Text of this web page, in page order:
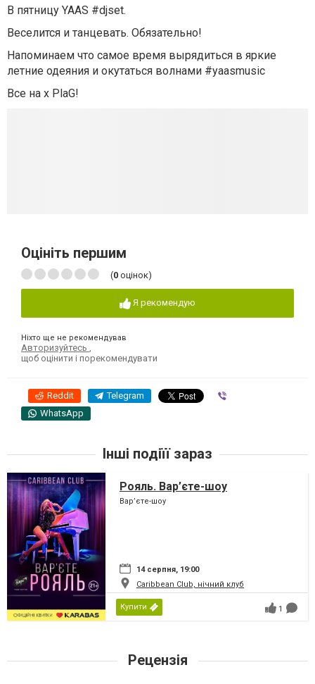
В пятницу YAAS #djset.
Веселится и танцевать. Обязательно!
Напоминаем что самое время вырядиться в яркие
летние одеяния и окутаться волнами #yaasmusic
Все на х PlaG!
Оцініть першим
(0 оцінок)
Я рекомендую
Ніхто ще не рекомендував
Авторизуйтесь ,
щоб оцінити і порекомендувати
Reddit Telegram
WhatsApp
Інші подіїї зараз
Рояль. Вар’єте-шоу
Вар’єте-шоу
14 серпня, 19:00
Caribbean Club, нічний клуб
Купити 1
Рецензія